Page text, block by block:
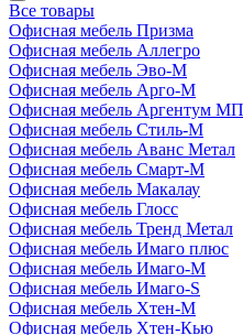
Все товары
Офисная мебель Призма
Офисная мебель Аллегро
Офисная мебель Эво-M
Офисная мебель Арго-М
Офисная мебель Аргентум МП
Офисная мебель Стиль-М
Офисная мебель Аванс Метал
Офисная мебель Смарт-М
Офисная мебель Макалау
Офисная мебель Глосс
Офисная мебель Тренд Метал
Офисная мебель Имаго плюс
Офисная мебель Имаго-М
Офисная мебель Имаго-S
Офисная мебель Хтен-M
Офисная мебель Хтен-Кью